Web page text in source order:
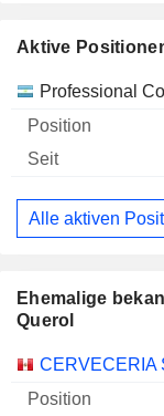
Aktive
Unternehmen
Professional
Alle aktiven
Ehemalige
Querol
Unternehmen
CERVECERIA